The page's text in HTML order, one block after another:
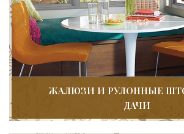
ЖАЛЮЗИ И РУЛОННЫЕ
ДАЧИ